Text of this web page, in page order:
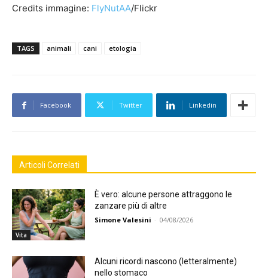
Credits immagine: FlyNutAA/Flickr
TAGS animali cani etologia
Facebook Twitter Linkedin
Articoli Correlati
Vita
È vero: alcune persone attraggono le
zanzare più di altre
Simone Valesini - 04/08/2026
Alcuni ricordi nascono (letteralmente)
nello stomaco